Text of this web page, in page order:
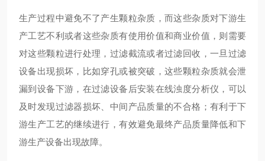
生产过程中避免不了产生颗粒杂质，而这些杂质对下游生
产工艺不利或者这些杂质有使用价值和商业价值，则需要
对这些颗粒进行处理，过滤截流或者过滤回收，一旦过滤
设备出现损坏，比如穿孔或被突破，这些颗粒杂质就会泄
漏到设备下游，在过滤设备后安装在线浊度分析仪，可以
及时发现过滤器损坏、中间产品质量的不合格；有利于下
游生产工艺的继续进行，有效避免最终产品质量降低和下
游生产设备出现故障。